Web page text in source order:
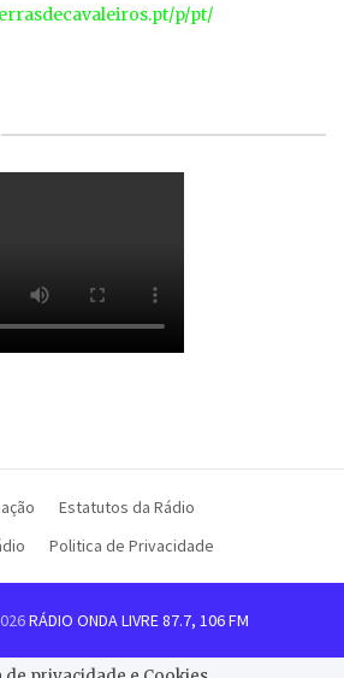
p/pt/
Estatutos da Rádio
Politica de Privacidade
RÁDIO ONDA LIVRE 87.7, 106 FM